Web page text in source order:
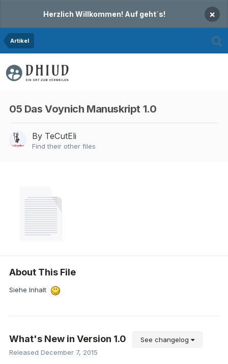
Herzlich Willkommen! Auf geht´s! ×
Artikel
05 Das Voynich Manuskript 1.0
By TeCutEli
Find their other files
About This File
Siehe Inhalt
What's New in Version 1.0
See changelog
Released December 7, 2015